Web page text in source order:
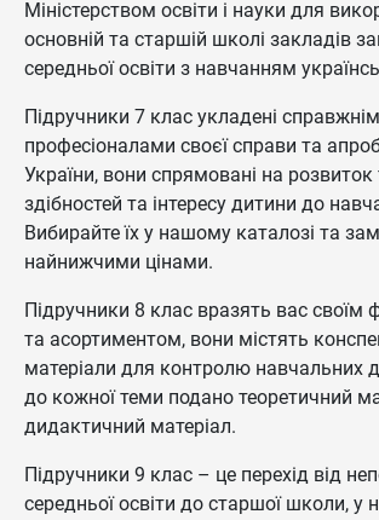
Міністерством освіти і науки для
основній та старшій школі закладів
середньої освіти з навчанням
Підручники 7 клас укладені
професіоналами своєї справи та
України, вони спрямовані на розвиток
здібностей та інтересу дитини до
Вибирайте їх у нашому каталозі та
найнижчими цінами.
Підручники 8 клас вразять вас своїм
та асортиментом, вони містять
матеріали для контролю навчальних
до кожної теми подано теоретичний
дидактичний матеріал.
Підручники 9 клас – це перехід від
середньої освіти до старшої школи, у